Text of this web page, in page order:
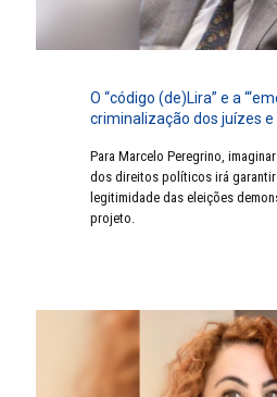
O “código (de)Lira” e a
criminalização dos juízes
Para Marcelo Peregrino,
dos direitos políticos irá
legitimidade das eleições
projeto.